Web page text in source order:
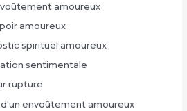
amoureux
amoureux
spirituel amoureux
sentimentale
rupture
envoûtement amoureux